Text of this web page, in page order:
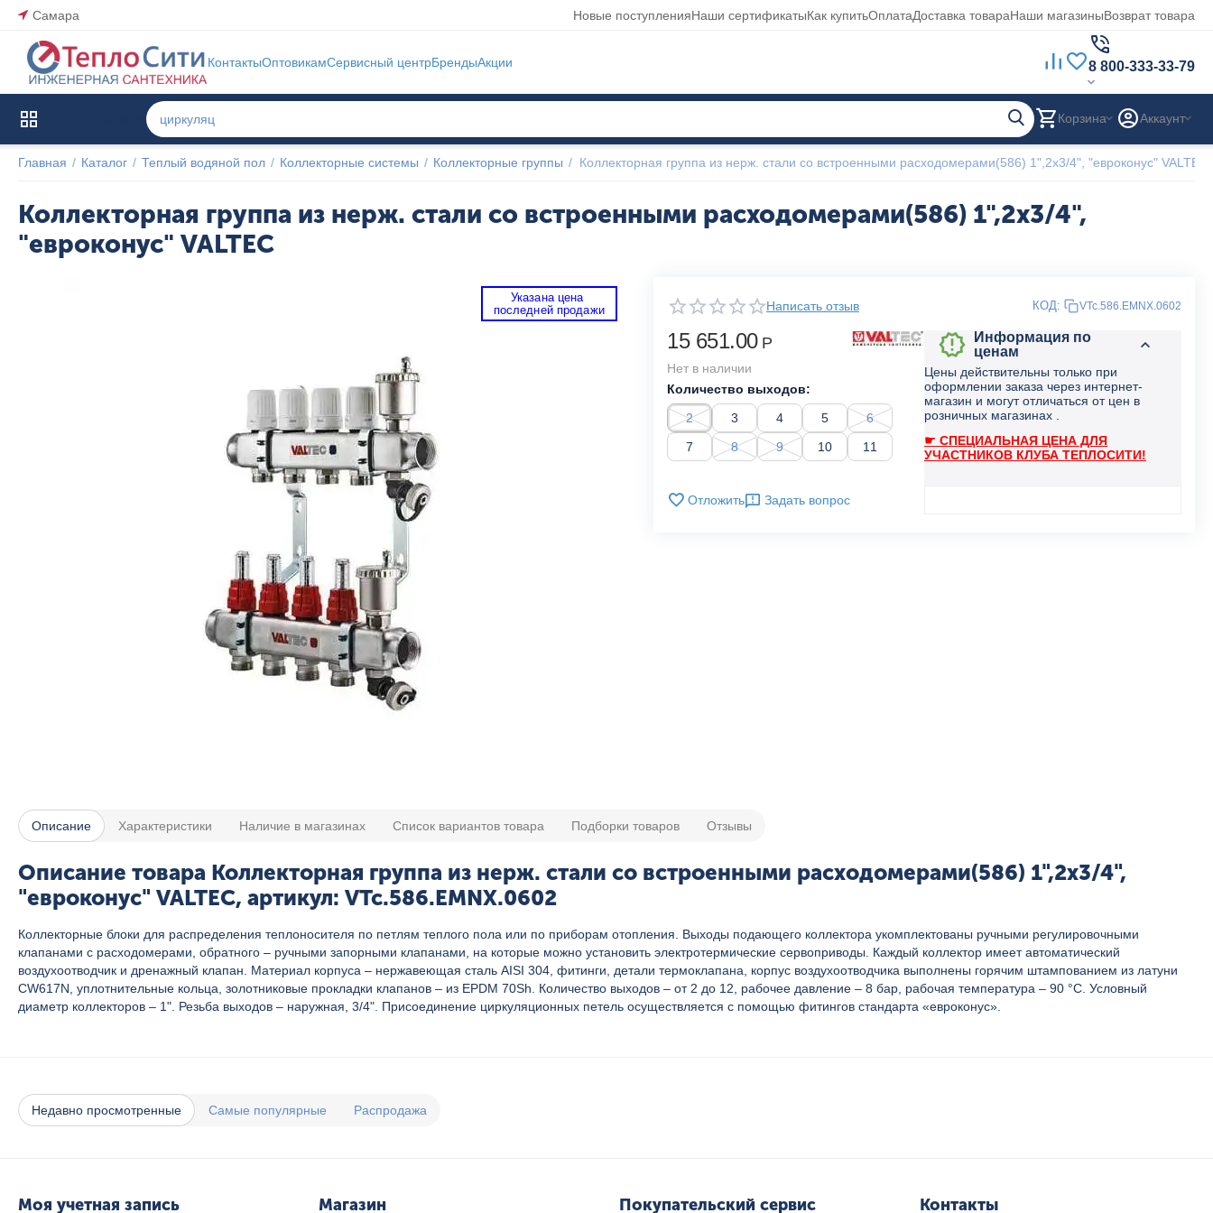
Самара Новые поступленияНаши сертификатыКак купитьОплатаДоставка товараНаши магазиныВозврат товара
КонтактыОптовикамСервисный центрБрендыАкции 8 800-333-33-79
Корзина Аккаунт
Главная / Каталог / Теплый водяной пол / Коллекторные системы / Коллекторные группы / Коллекторная группа из нерж. стали со встроенными расходомерами(586) 1",2x3/4", "евроконус" VALTEC
Коллекторная группа из нерж. стали со встроенными расходомерами(586) 1",2x3/4",
"евроконус" VALTEC
Указана цена
последней продажи
Написать отзыв КОД: VTc.586.EMNX.0602
15 651.00 Р
Нет в наличии
Количество выходов:
2
3 4 5
6
7
8 9 10 11
Отложить Задать вопрос
Информация по
ценам
Цены действительны только при
оформлении заказа через интернет-
магазин и могут отличаться от цен в
розничных магазинах .
☛ СПЕЦИАЛЬНАЯ ЦЕНА ДЛЯ
УЧАСТНИКОВ КЛУБА ТЕПЛОСИТИ!
Описание Характеристики Наличие в магазинах Список вариантов товара Подборки товаров Отзывы
Описание товара Коллекторная группа из нерж. стали со встроенными расходомерами(586) 1",2x3/4",
"евроконус" VALTEC, артикул: VTc.586.EMNX.0602
Коллекторные блоки для распределения теплоносителя по петлям теплого пола или по приборам отопления. Выходы подающего коллектора укомплектованы ручными регулировочными
клапанами с расходомерами, обратного – ручными запорными клапанами, на которые можно установить электротермические сервоприводы. Каждый коллектор имеет автоматический
воздухоотводчик и дренажный клапан. Материал корпуса – нержавеющая сталь AISI 304, фитинги, детали термоклапана, корпус воздухоотводчика выполнены горячим штампованием из латуни
CW617N, уплотнительные кольца, золотниковые прокладки клапанов – из EPDM 70Sh. Количество выходов – от 2 до 12, рабочее давление – 8 бар, рабочая температура – 90 °С. Условный
диаметр коллекторов – 1". Резьба выходов – наружная, 3/4". Присоединение циркуляционных петель осуществляется с помощью фитингов стандарта «евроконус».
Недавно просмотренные Самые популярные Распродажа
Моя учетная запись Магазин Покупательский сервис Контакты